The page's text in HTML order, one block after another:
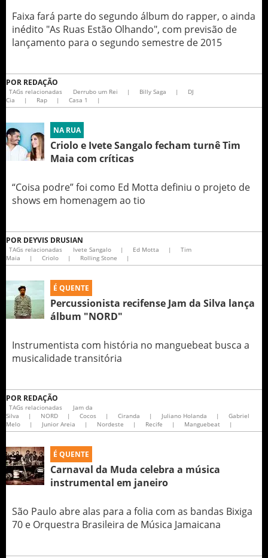
Faixa fará parte do segundo álbum do rapper, o ainda
inédito "As Ruas Estão Olhando", com previsão de
lançamento para o segundo semestre de 2015
POR REDAÇÃO
TAGs relacionadas Derrubo um Rei | Billy Saga |
DJ
Cia
| Rap | Casa 1 |
NA RUA
Criolo e Ivete Sangalo fecham turnê Tim
Maia com críticas
“Coisa podre” foi como Ed Motta definiu o projeto de
shows em homenagem ao tio
POR DEYVIS DRUSIAN
TAGs relacionadas Ivete Sangalo | Ed Motta |
Tim
Maia
| Criolo | Rolling Stone |
É QUENTE
Percussionista recifense Jam da Silva lança
álbum "NORD"
Instrumentista com história no manguebeat busca a
musicalidade transitória
POR REDAÇÃO
TAGs relacionadas
Jam da
Silva
| NORD | Cocos | Ciranda | Juliano Holanda |
Gabriel
Melo
| Junior Areia | Nordeste | Recife | Manguebeat |
É QUENTE
Carnaval da Muda celebra a música
instrumental em janeiro
São Paulo abre alas para a folia com as bandas Bixiga
70 e Orquestra Brasileira de Música Jamaicana